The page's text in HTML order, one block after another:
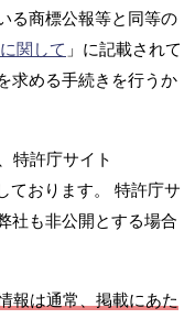
る商標公報等と同等の
関して 」に記載されて
求める手続きを行うか
特許庁サイト
おります。 特許庁サ
社も非公開とする場合
報は通常、掲載にあた